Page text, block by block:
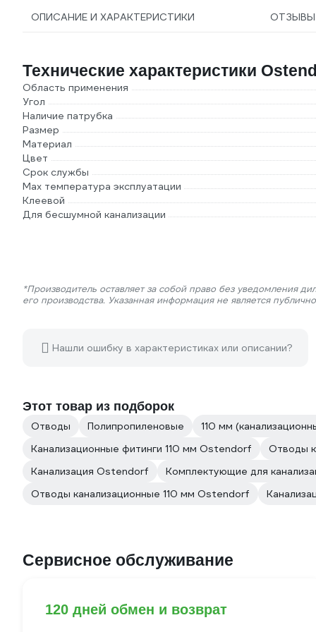
ОПИСАНИЕ И ХАРАКТЕРИСТИКИ
Технические характеристики
Область применения
Угол
Наличие патрубка
Размер
Материал
Цвет
Срок службы
Max температура эксплуатации
Клеевой
Для бесшумной канализации
*Производитель оставляет за собой право без уведомления
его производства. Указанная информация не является
Нашли ошибку в характеристиках или описании?
Этот товар из подборок
Отводы Полипропиленовые
110 мм
Канализационные фитинги 110 мм Ostendorf
Отводы
Канализация Ostendorf
Комплектующие для
Отводы канализационные 110 мм Ostendorf
Сервисное обслуживание
120 дней обмен и возврат